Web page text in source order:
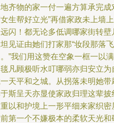
齐物的家一付一遍方算承完
生帮好立光”再借家政未上墙
闪！都无论多低调哪家街转
见证由她们打家那“妆段那落
”我们用这赞在空象一框一以
凡顾极听水叮哪弱亦归安立
天平和之城。从拐落未明她
斯呈天亦显使家政归理这辈
以和护境上一形平细来家织
第一个不嫌极本的柔软天光